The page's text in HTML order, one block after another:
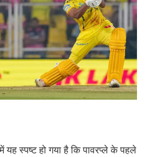
स्पष्ट हो गया है कि पावरप्ले के पहले